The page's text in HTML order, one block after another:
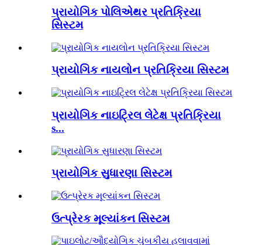
પ્રાયોગિક પોલિએથર પ્રતિક્રિયા
સિસ્ટમ
પ્રાયોગિક નાયલોન પ્રતિક્રિયા સિસ્ટમ
પ્રાયોગિક નાઇટ્રિલ લેટેક્ષ પ્રતિક્રિયા
s...
પ્રાયોગિક સુધારણા સિસ્ટમ
ઉત્પ્રેરક મૂલ્યાંકન સિસ્ટમ